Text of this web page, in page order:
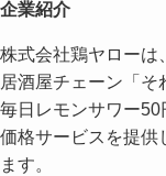
企業紹介
株式会社鶏ヤローは
居酒屋チェーン「そ
毎日レモンサワー
価格サービスを提供
ます。